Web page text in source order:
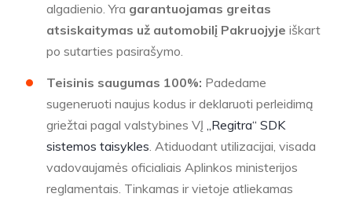
algadienio. Yra garantuojamas greitas
atsiskaitymas už automobilį Pakruojyje iškart
po sutarties pasirašymo.
Teisinis saugumas 100%: Padedame
sugeneruoti naujus kodus ir deklaruoti perleidimą
griežtai pagal valstybines VĮ „Regitra“ SDK
sistemos taisykles. Atiduodant utilizacijai, visada
vadovaujamės oficialiais Aplinkos ministerijos
reglamentais. Tinkamas ir vietoje atliekamas